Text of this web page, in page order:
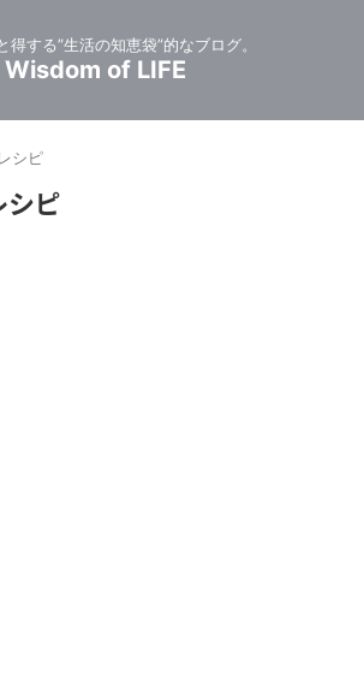
得する”生活の知恵袋”的なブログ。
Wisdom of LIFE
シピ
シピ